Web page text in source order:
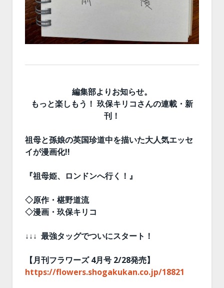
編集部よりお知らせ。
もっと楽しもう！ 玖保キリコさんの連載・新
刊！
祖母と孫娘の英国珍道中を描いた大人気エッセ
イが漫画化!!
『祖母姫、ロンドンへ行く！』
◇原作・椹野道流
◇漫画・玖保キリコ
↓↓↓ 最強タッグでついにスタート！
【月刊フラワーズ 4月号 2/28発売】
https://flowers.shogakukan.co.jp/18821